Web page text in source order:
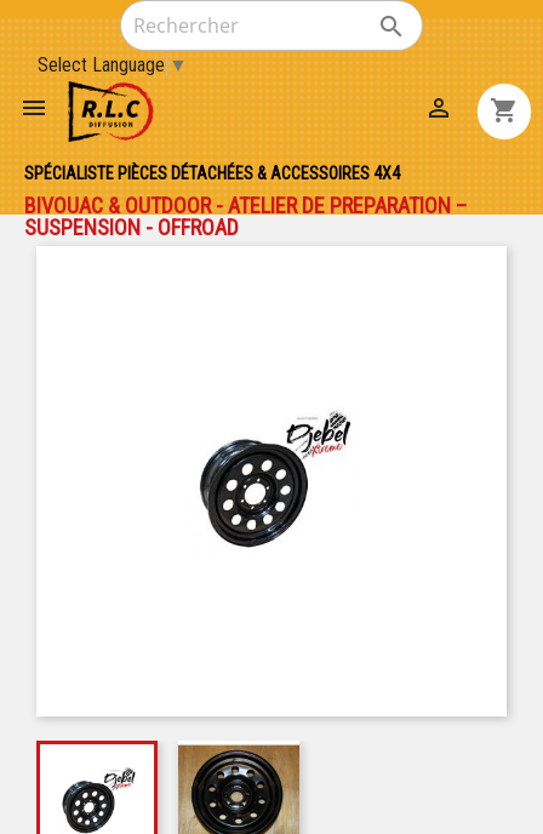

Select Language ▼
 shopping_cart

SPÉCIALISTE PIÈCES DÉTACHÉES & ACCESSOIRES 4X4
BIVOUAC & OUTDOOR - ATELIER DE PREPARATION –
SUSPENSION - OFFROAD